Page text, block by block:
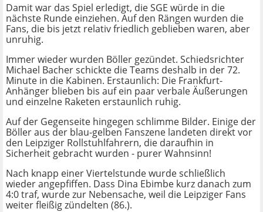
Damit war das Spiel erledigt, die SGE würde in die
nächste Runde einziehen. Auf den Rängen wurden die
Fans, die bis jetzt relativ friedlich geblieben waren, aber
unruhig.
Immer wieder wurden Böller gezündet. Schiedsrichter
Michael Bacher schickte die Teams deshalb in der 72.
Minute in die Kabinen. Erstaunlich: Die Frankfurt-
Anhänger blieben bis auf ein paar verbale Äußerungen
und einzelne Raketen erstaunlich ruhig.
Auf der Gegenseite hingegen schlimme Bilder. Einige der
Böller aus der blau-gelben Fanszene landeten direkt vor
den Leipziger Rollstuhlfahrern, die daraufhin in
Sicherheit gebracht wurden - purer Wahnsinn!
Nach knapp einer Viertelstunde wurde schließlich
wieder angepfiffen. Dass Dina Ebimbe kurz danach zum
4:0 traf, wurde zur Nebensache, weil die Leipziger Fans
weiter fleißig zündelten (86.).